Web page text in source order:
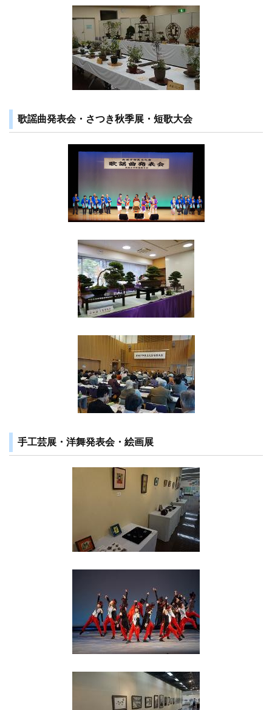
歌謡曲発表会・さつき秋季展・短歌大会
手工芸展・洋舞発表会・絵画展